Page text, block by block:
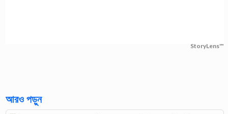
StoryLens™
আরও পড়ুন